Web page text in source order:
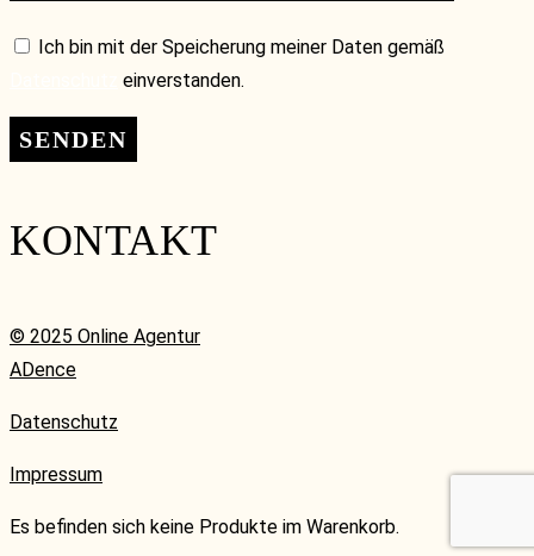
Ich bin mit der Speicherung meiner Daten gemäß
einverstanden.
KONTAKT
© 2025 Online Agentur
ADence
Datenschutz
Impressum
Es befinden sich keine Produkte im Warenkorb.